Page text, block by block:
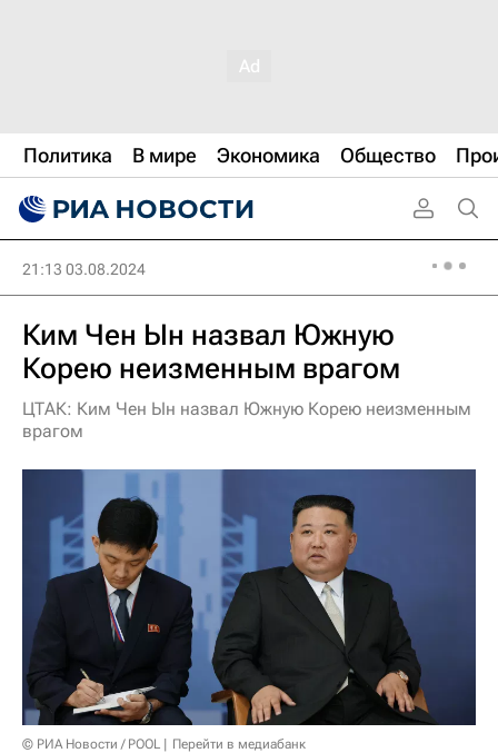
Политика В мире Экономика Общество
21:13 03.08.2024
Ким Чен Ын назвал Южную
Корею неизменным врагом
ЦТАК: Ким Чен Ын назвал Южную Корею неизменным
врагом
© РИА Новости / POOL
Перейти в медиабанк